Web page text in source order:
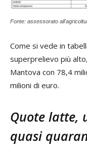
Fonte: assessorato
Come si vede in
superprelievo più
Mantova con 78,4
milioni di euro.
Quote latte,
quasi